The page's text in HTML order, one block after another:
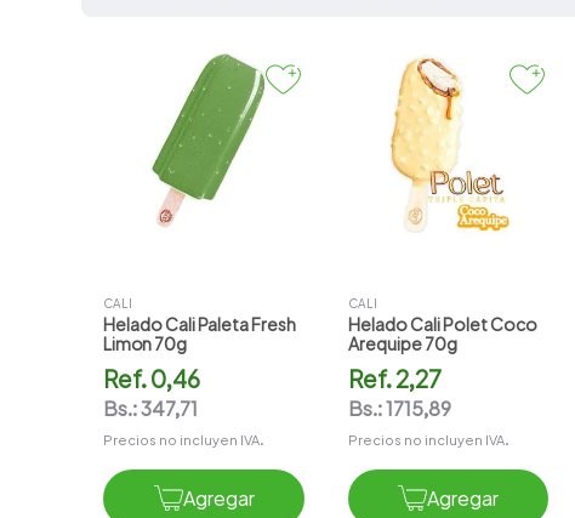
CALI
Helado Cali Paleta Fresh
Limon 70g
Ref.0,46
Bs.:347,71
Precios no incluyen IVA.
Agregar
CALI
Helado Cali Polet Coco
Arequipe 70g
Ref.2,27
Bs.:1715,89
Precios no incluyen IVA.
Agregar
atorvastatina
slinda
pharmacorp